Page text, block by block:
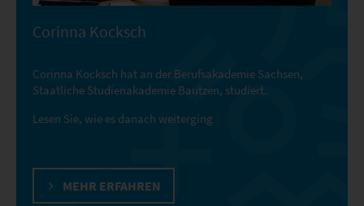
Corinna Kocksch
Corinna Kocksch hat an der Berufsakademie Sachsen,
Staatliche Studienakademie Bautzen, studiert.
Lesen Sie, wie es danach weiterging
MEHR ERFAHREN